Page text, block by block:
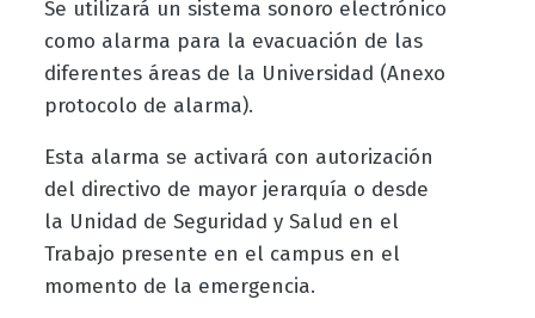
Se utilizará un sistema sonoro electrónico
como alarma para la evacuación de las
diferentes áreas de la Universidad (Anexo
protocolo de alarma).
Esta alarma se activará con autorización
del directivo de mayor jerarquía o desde
la Unidad de Seguridad y Salud en el
Trabajo presente en el campus en el
momento de la emergencia.